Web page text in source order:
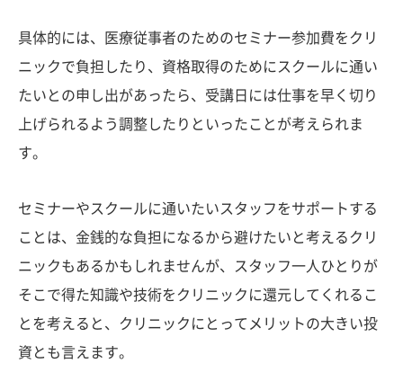
具体的には、医療従事者のためのセミナー参加費をクリ
ニックで負担したり、資格取得のためにスクールに通い
たいとの申し出があったら、受講日には仕事を早く切り
上げられるよう調整したりといったことが考えられま
す。
セミナーやスクールに通いたいスタッフをサポートする
ことは、金銭的な負担になるから避けたいと考えるクリ
ニックもあるかもしれませんが、スタッフ一人ひとりが
そこで得た知識や技術をクリニックに還元してくれるこ
とを考えると、クリニックにとってメリットの大きい投
資とも言えます。